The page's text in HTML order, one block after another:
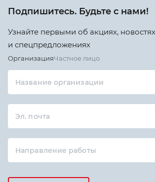
Подпишитесь. Будьте с нами!
Узнайте первыми об акциях, новостях
и спецпредложениях
ОрганизацияЧастное лицо
Название организации
Эл. почта
Направление работы